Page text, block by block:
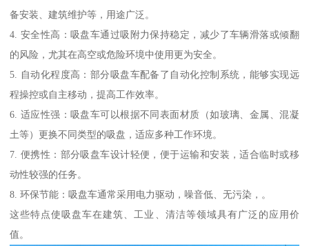
备安装、建筑维护等，用途广泛。
4. 安全性高：吸盘车通过吸附力保持稳定，减少了车辆滑落或倾翻
的风险，尤其在高空或危险环境中使用更为安全。
5. 自动化程度高：部分吸盘车配备了自动化控制系统，能够实现远
程操控或自主移动，提高工作效率。
6. 适应性强：吸盘车可以根据不同表面材质（如玻璃、金属、混凝
土等）更换不同类型的吸盘，适应多种工作环境。
7. 便携性：部分吸盘车设计轻便，便于运输和安装，适合临时或移
动性较强的任务。
8. 环保节能：吸盘车通常采用电力驱动，噪音低、无污染，。
这些特点使吸盘车在建筑、工业、清洁等领域具有广泛的应用价
值。